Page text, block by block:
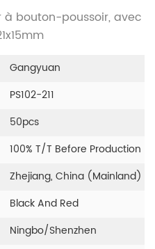
à bouton-poussoir, avec
Gangyuan
PS102-211
50pcs
100% T/T Before Production
Zhejiang, China (Mainland)
Black And Red
Ningbo/Shenzhen